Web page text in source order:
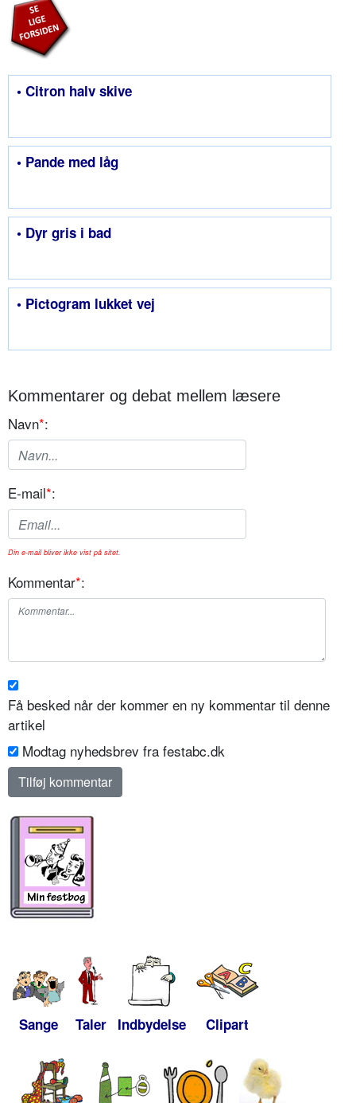
• Citron halv skive
• Pande med låg
• Dyr gris i bad
• Pictogram lukket vej
Kommentarer og debat mellem læsere
Navn*:
E-mail*:
Din e-mail bliver ikke vist på sitet.
Kommentar*:
Få besked når der kommer en ny kommentar til denne
artikel
Modtag nyhedsbrev fra festabc.dk
Sange Taler Indbydelse Clipart